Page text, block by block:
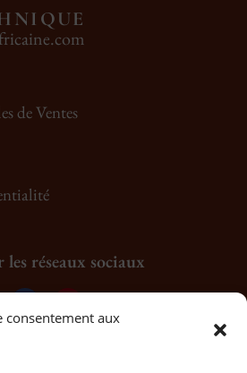
consentement aux
de Ventes
réseaux sociaux